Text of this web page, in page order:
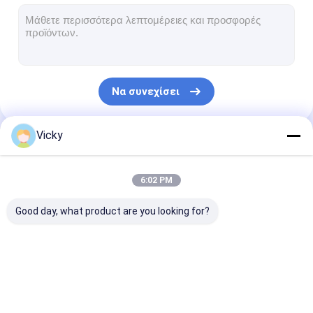
μηχάνημα επίστρωσης του χαρτιού
Μέρη μηχανών ελασματοποίησης
Φγμένη λειωμένο μέταλλο μηχανή υφάσματος
Να συνεχίσει
Οι Κατηγορίες Μας
Vicky
6:02 PM
Good day, what product are you looking for?